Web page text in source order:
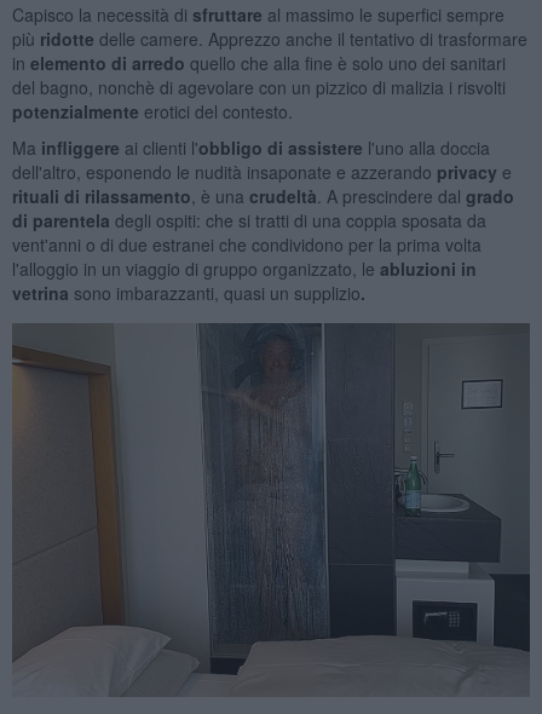
Capisco la necessità di sfruttare al massimo le superfici sempre
più ridotte delle camere. Apprezzo anche il tentativo di trasformare
in elemento di arredo quello che alla fine è solo uno dei sanitari
del bagno, nonchè di agevolare con un pizzico di malizia i risvolti
potenzialmente erotici del contesto.
Ma infliggere ai clienti l'obbligo di assistere l'uno alla doccia
dell'altro, esponendo le nudità insaponate e azzerando privacy e
rituali di rilassamento , è una crudeltà . A prescindere dal grado
di parentela degli ospiti: che si tratti di una coppia sposata da
vent'anni o di due estranei che condividono per la prima volta
l'alloggio in un viaggio di gruppo organizzato, le abluzioni in
vetrina sono imbarazzanti, quasi un supplizio.